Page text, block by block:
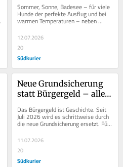
gefährlich?
Sommer, Sonne, Badesee – für viele
Hunde der perfekte Ausflug und bei
warmen Temperaturen – neben
einem Hunde-Eis – eine
willkommene...
12.07.2026
20
Südkurier
Neue Grundsicherung
statt Bürgergeld – alle
Überblick
Das Bürgergeld ist Geschichte. Seit
Juli 2026 wird es schrittweise durch
die neue Grundsicherung ersetzt. Für
Millionen Leistungsbezieher haben
sich...
11.07.2026
20
Südkurier